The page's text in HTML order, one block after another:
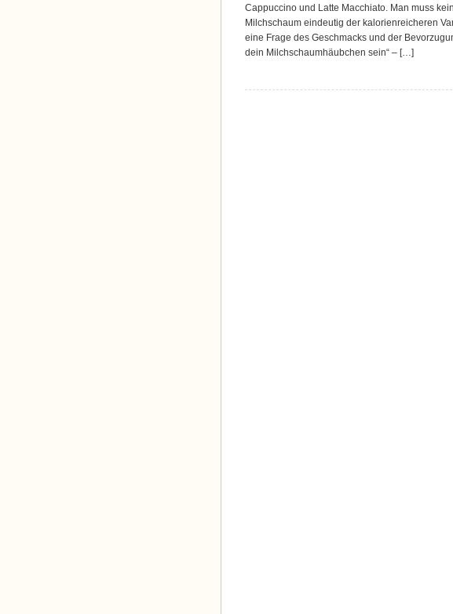
Cappuccino und Latte Macchiato. Man muss
Milchschaum eindeutig der kalorienreicheren
eine Frage des Geschmacks und der
dein Milchschaumhäubchen sein“ – […]